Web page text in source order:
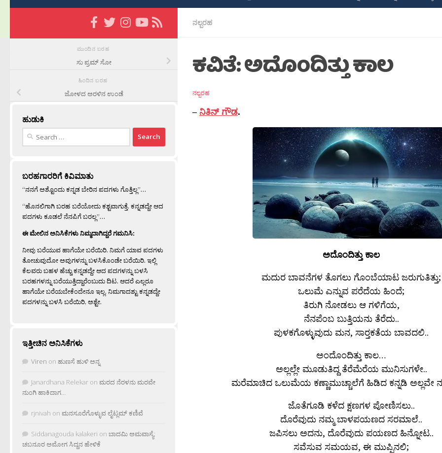
ನಲ್ಬರಹ
ಕವಿತೆ: ಅದೊಂದಿತ್ತು ಕಾಲ
ನಲ್ಬರಹ
– ನಿತಿನ್ ಗೌಡ.
ಅದೊಂದಿತ್ತು ಕಾಲ
ಮದುರ ಬಾವನೆಗಳ ತೊಗಲು ಗೊಂಬೆಯಾಟ ಜರುಗುತಿತ್ತು;
ಒಲುಮೆ ಎನ್ನುವ ಪರೆದೆಯ ಹಿಂದೆ;
ತಿರುಗಿ ನೋಡಲು ಆ ಗಳಿಗೆಯ,
ನೆನಪೆಂಬ ಬುತ್ತಿಯನು ತೆರೆದು..
ಪುಳಕಗೊಳ್ಳುವುದು ಮನ, ಸಾರ್‍ತಕತೆಯ ಬಾವದಲಿ..
ಅಂದೊಂದಿತ್ತು ಕಾಲ…
ಅಲ್ಲಲ್ಲೇ ಮೂಡುತಿದ್ದ ತೆರೆಮೆರೆಯ ಮುನಿಸುಗಳೇ..
ಮರೆಮಾಚಿದ ಒಲುಮೆಯ ಕಣ್ಣಾಮುಚ್ಚಾಲೆಗೆ ಹಿಡಿದ ಕನ್ನಡಿ ಅಲ್ಲವೇ
ಜೊತೆಗೂಡಿ ಕಳೆದ ಕ್ಷಣಗಳ ಪೋಣಿಸಲು..
ದೊರೆವುದು ನಮ್ಮ ಬಾಳಪಯಣದ ಸರಮಾಲೆ..
ಜಪಿಸಲು ಅದನು, ದೊರೆವುದು ಪಯಣದ ಹಿನ್ನೋಟ..
ಸವೆಸುವ ಸಮಯವ, ಈ ಮುಪ್ಪಿನಲಿ;
ಮುಂದಿನ ಬರಹ
ಸು ಪ್ರಮ್ ಸೋ
ಹಿಂದಿನ ಬರಹ
ಜೋಳದ ಅರಳಿನ ಉಂಡೆ
ಹುಡುಕಿ
Search
ಬರಹಗಾರರಿಗೆ ಕಿವಿಮಾತು
“ನನಗೆ ಅಶ್ಟೊಂದು ಕನ್ನಡ ಬೇರಿನ ಪದಗಳು ಗೊತ್ತಿಲ್ಲ”…
“ಹೊನಲಿಗಾಗಿ ಬರಹ ಬರೆಯೋದು ಕಶ್ಟವಾಗುತ್ತೆ. ಕನ್ನಡದ್ದೇ ಆದ
ಪದಗಳು ಕೂಡಲೆ ನೆನಪಿಗೆ ಬರಲ್ಲ”…
ಈ ಮೇಲಿನ ಅನಿಸಿಕೆಗಳು ನಿಮ್ಮದಾಗಿದ್ದರೆ ಗಮನಿಸಿ:
ನೀವು ಬರೆಯುವ ಹಾಗೆಯೇ ಬರೆಯಿರಿ. ನಿಮಗೆ ಯಾವ ಪದಗಳು
ತೋಚುವುದೋ ಅವುಗಳನ್ನು ಬಳಸಿಕೊಂಡೇ ಬರೆಯಿರಿ. ಇಲ್ಲಿ
ಕೆಲವರು ಬಹಳ ಹೆಚ್ಚು ಕನ್ನಡದ್ದೇ ಆದ ಪದಗಳನ್ನು ಬಳಸಿ
ಬರಹಗಳನ್ನು ಬರೆಯುತ್ತಿದ್ದಾರೆಂಬುದು ದಿಟ. ಆದರೆ ಎಲ್ಲರೂ
ಹಾಗೆಯೇ ಬರೆಯಬೇಕೆಂದೇನೂ ಇಲ್ಲ. ನಿಮಗಾದಶ್ಟು ಕನ್ನಡದ್ದೇ
ಪದಗಳನ್ನು ಬಳಸಿ ಬರೆಯಿರಿ, ಅಶ್ಟೇ.
ಇತ್ತೀಚಿನ ಅನಿಸಿಕೆಗಳು
Viren on ಹುಣಸೆ ಹುಳಿ ಅನ್ನ
Janardhana Relekar on ಮರದ ನೆರಳನು ಮರವೇ
ನುಂಗಿ ಹಾಕಿದಾಗ…
rjnivah on ಮನಸೂರೆಗೊಳ್ಳುವ ಲೈಟ್ಲಮ್ ಕಣಿವೆ
Siddanagouda kalakeri on ಬಾದಮಿ ಅಮವಾಸ್ಯೆ:
ಚಬನೂರ ಅಮೋಗ ಸಿದ್ದನ ಹೇಳಿಕೆ